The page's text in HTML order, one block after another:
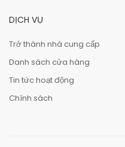
DỊCH VỤ
Trở thành nhà cung cấp
Danh sách cửa hàng
Tin tức hoạt động
Chính sách